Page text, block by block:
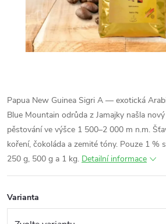
Papua New Guinea Sigri A — exotická
Blue Mountain odrůda z Jamajky našla
pěstování ve výšce 1 500–2 000 m n.m.
koření, čokoláda a zemité tóny. Pouze 1 %
250 g, 500 g a 1 kg. Detailní informace
Varianta